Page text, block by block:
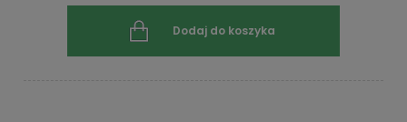
Dodaj do koszyka